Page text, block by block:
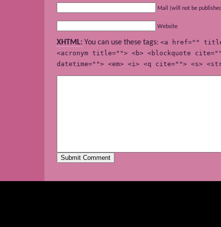
Mail (will not be
Website
XHTML: You can use these tags: <a href=""
<acronym title=""> <b> <blockquote
datetime=""> <em> <i> <q cite=""> <s>